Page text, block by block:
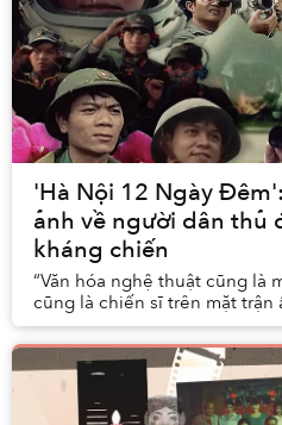
'Hà Nội 12 Ngày
ảnh về người dân thủ
kháng chiến
“Văn hóa nghệ thuật cũng là
cũng là chiến sĩ trên mặt trận